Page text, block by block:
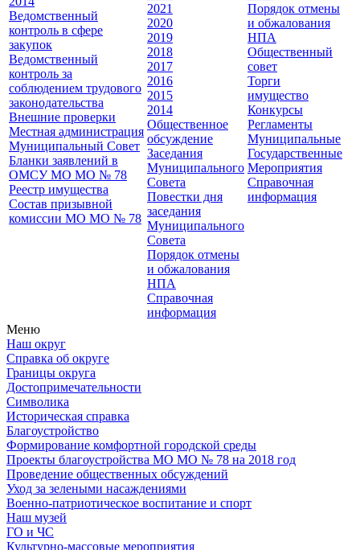
Ведомственный
контроль в сфере
закупок
Ведомственный
контроль за
соблюдением трудового
законодательства
Внешние проверки
Местная администрация
Муниципальный Совет
Бланки заявлений в
ОМСУ МО МО № 78
Реестр имущества
Состав призывной
комиссии МО МО № 78
2021
2020
2019
2018
2017
2016
2015
2014
Общественное
обсуждение
Заседания
Муниципального
Совета
Повестки дня
заседания
Муниципального
Совета
Порядок отмены
и обжалования
НПА
Справочная
информация
Порядок отмены
и обжалования
НПА
Общественный
совет
Торги
имущество
Конкурсы
Регламенты
Муниципальные
Государственные
Мероприятия
Справочная
информация
Меню
Наш округ
Справка об округе
Границы округа
Достопримечательности
Символика
Историческая справка
Благоустройство
Формирование комфортной городской среды
Проекты благоустройства МО МО № 78 на 2018 год
Проведение общественных обсуждений
Уход за зелеными насаждениями
Военно-патриотическое воспитание и спорт
Наш музей
ГО и ЧС
Культурно-массовые мероприятия